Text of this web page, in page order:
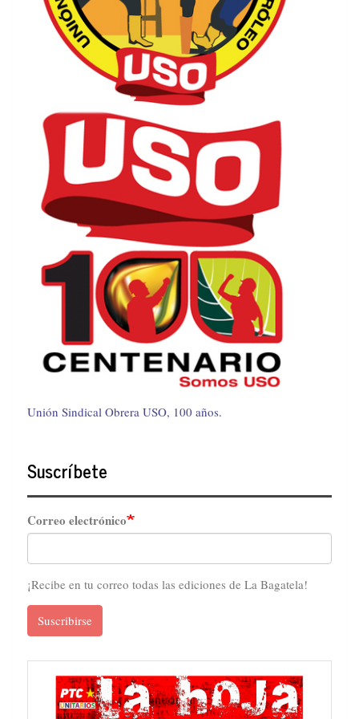
Unión Sindical Obrera USO, 100 años.
Suscríbete
Correo electrónico
¡Recibe en tu correo todas las ediciones de La Bagatela!
Suscribirse